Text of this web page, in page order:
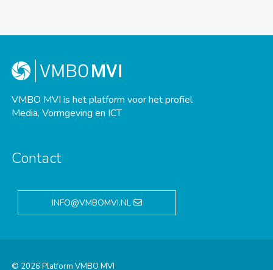
VMBO MVI is het platform voor het profiel
Media, Vormgeving en ICT
Contact
INFO@VMBOMVI.NL
© 2026 Platform VMBO MVI